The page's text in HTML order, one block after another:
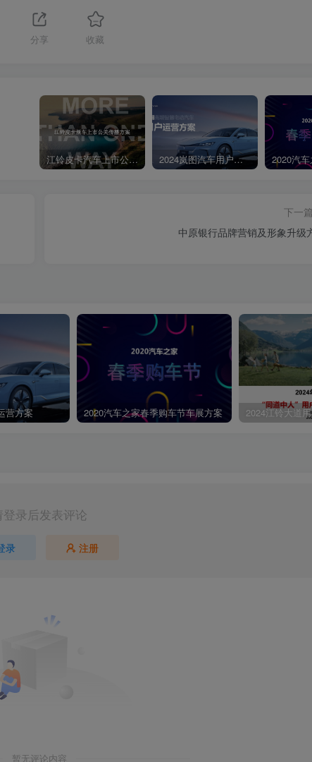
分享 收藏
江铃皮卡汽车上市公关传播策划案 2024岚图汽车用户运营方案
下一
中原银行品牌营销及形象升级
营方案 2020汽车之家春季购车节车展方案 2024江铃大道
登录后发表评论
录 注册
暂无评论内容